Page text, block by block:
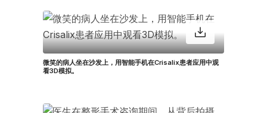
微笑的病人坐在沙发上，用智能手机在Crisalix患者应用中观
看3D模拟。